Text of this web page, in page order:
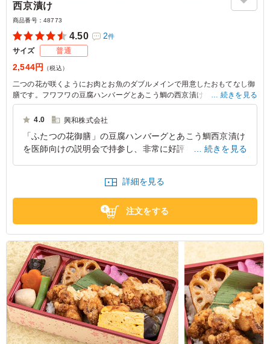
西京漬け
商品番号： 48773
4.50 2件
サイズ 普通
2,544円 （税込）
二つの花が咲くようにお肉とお魚のダブルメインで用意したおもてなし御
膳です。フワフワの豆腐ハンバーグとあこう鯛の西京漬けをはじめ、バリ
エーション豊かな副菜までひとつとして同じ味のものはなく、最後まで飽
きずにお召し上がりいただけます
続きを見る
4.0 興和株式会社
「ふたつの花御膳」の豆腐ハンバーグとあこう鯛西京漬け
を医師向けの説明会で持参し、非常に好評をいただきまし
た。満足感を与えるボリュームも好評で、会場内には満足
そうな笑顔が広がりました。
続きを見る
詳細を見る
注文をする